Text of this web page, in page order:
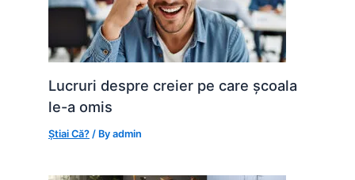
Lucruri despre creier pe care școala
le-a omis
Știai Că? / Byadmin